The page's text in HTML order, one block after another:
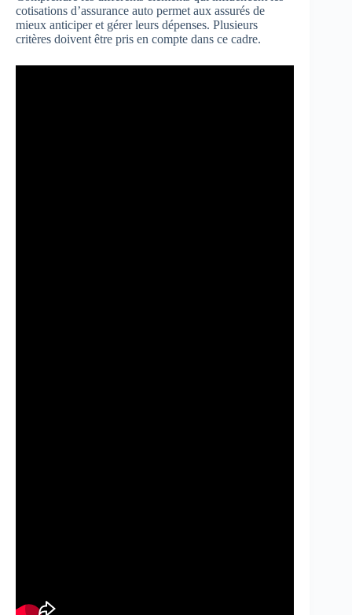
cotisations d’assurance auto permet aux assurés de
mieux anticiper et gérer leurs dépenses. Plusieurs
critères doivent être pris en compte dans ce cadre.